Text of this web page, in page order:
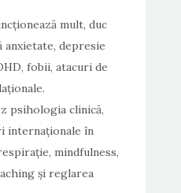
mult, duc
anxietate, depresie
fobii, atacuri de
psihologia clinică,
internaționale în
mindfulness,
și reglarea